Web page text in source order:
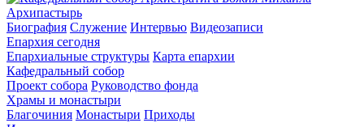
Архипастырь
Биография Служение Интервью Видеозаписи
Епархия сегодня
Епархиальные структуры Карта епархии
Кафедральный собор
Проект собора Руководство фонда
Храмы и монастыри
Благочиния Монастыри Приходы